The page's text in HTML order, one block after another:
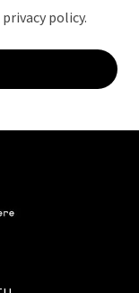
privacy policy.